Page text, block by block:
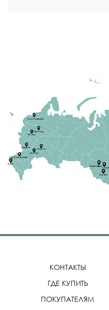
КОНТАКТЫ
ГДЕ КУПИТЬ
ПОКУПАТЕЛЯМ